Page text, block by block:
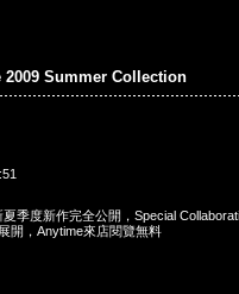
2009 Summer Collection
夏季度新作完全公開，Special
開，Anytime來店閱覽無料